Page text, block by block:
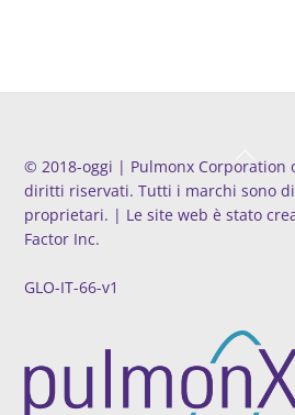
To
Top
©️ 2018-oggi | Pulmonx Corporation
diritti riservati. Tutti i marchi sono
proprietari. | Le site web è stato
Factor Inc.
GLO-IT-66-v1